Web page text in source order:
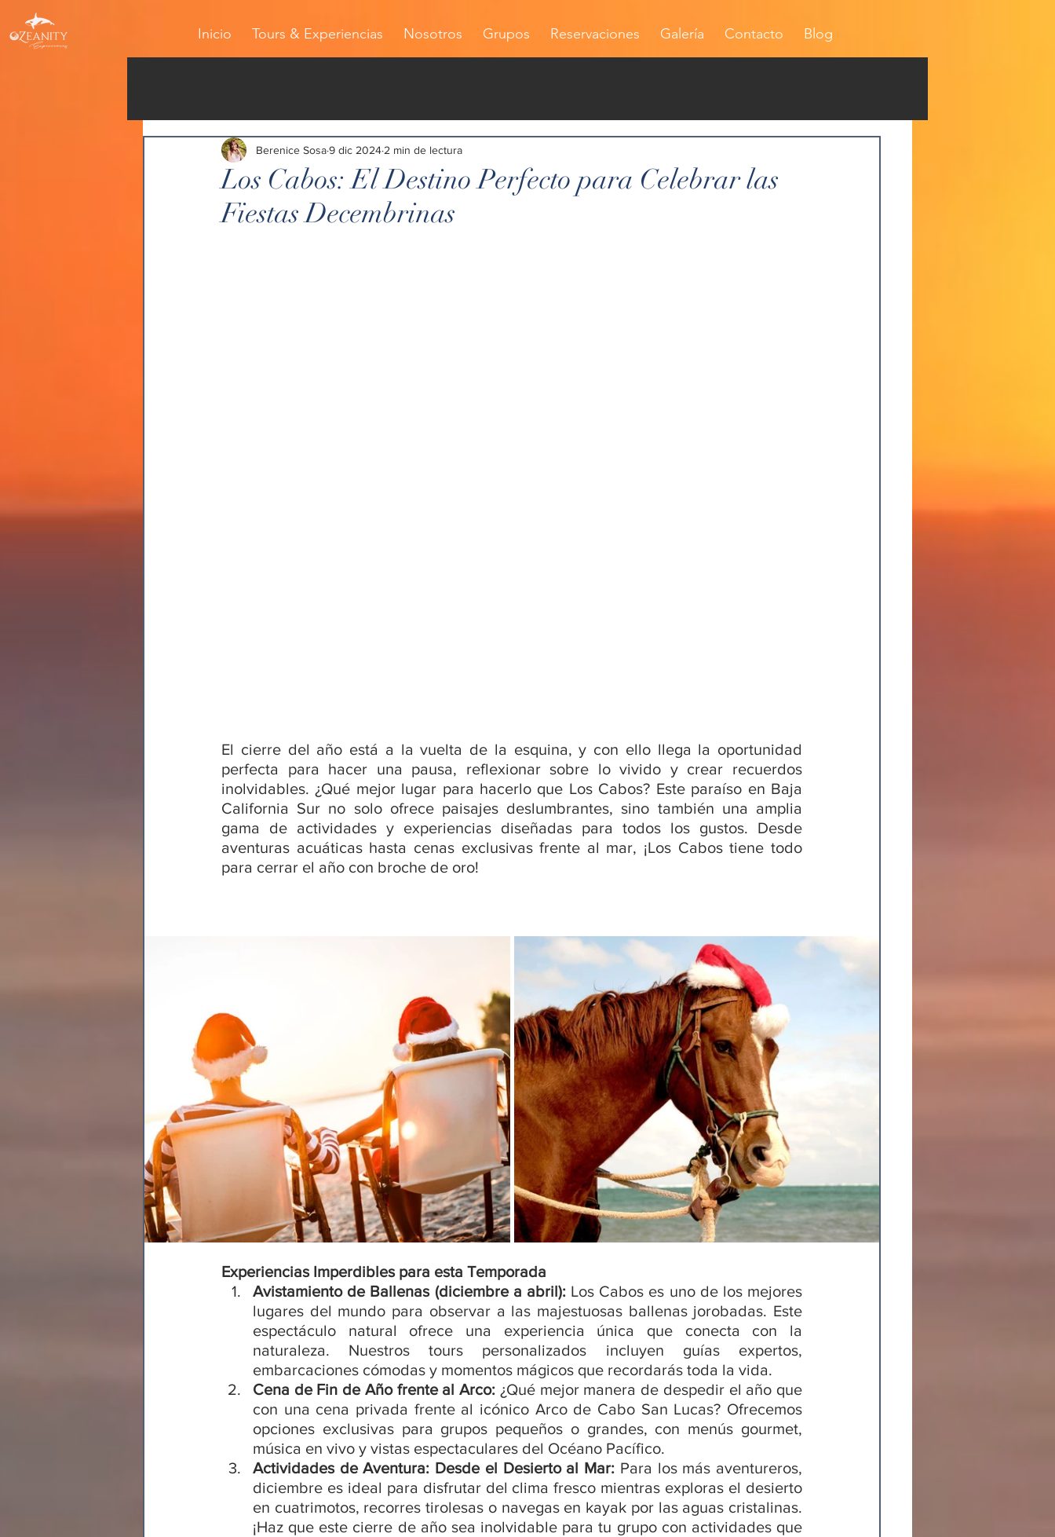
Inicio Tours & Experiencias Nosotros Grupos Reservaciones Galería Contacto Blog
Los Cabos: El Destino Perfecto para Celebrar las
Fiestas Decembrinas
Berenice Sosa9 dic 2024 2 min de lectura
El cierre del año está a la vuelta de la esquina, y con ello llega la oportunidad
perfecta para hacer una pausa, reflexionar sobre lo vivido y crear recuerdos
inolvidables. ¿Qué mejor lugar para hacerlo que Los Cabos? Este paraíso en Baja
California Sur no solo ofrece paisajes deslumbrantes, sino también una amplia
gama de actividades y experiencias diseñadas para todos los gustos. Desde
aventuras acuáticas hasta cenas exclusivas frente al mar, ¡Los Cabos tiene todo
para cerrar el año con broche de oro!
Experiencias Imperdibles para esta Temporada
Avistamiento de Ballenas (diciembre a abril): Los Cabos es uno de los mejores
lugares del mundo para observar a las majestuosas ballenas jorobadas. Este
espectáculo natural ofrece una experiencia única que conecta con la
naturaleza. Nuestros tours personalizados incluyen guías expertos,
embarcaciones cómodas y momentos mágicos que recordarás toda la vida.
Cena de Fin de Año frente al Arco: ¿Qué mejor manera de despedir el año que
con una cena privada frente al icónico Arco de Cabo San Lucas? Ofrecemos
opciones exclusivas para grupos pequeños o grandes, con menús gourmet,
música en vivo y vistas espectaculares del Océano Pacífico.
Actividades de Aventura: Desde el Desierto al Mar: Para los más aventureros,
diciembre es ideal para disfrutar del clima fresco mientras exploras el desierto
en cuatrimotos, recorres tirolesas o navegas en kayak por las aguas cristalinas.
¡Haz que este cierre de año sea inolvidable para tu grupo con actividades que